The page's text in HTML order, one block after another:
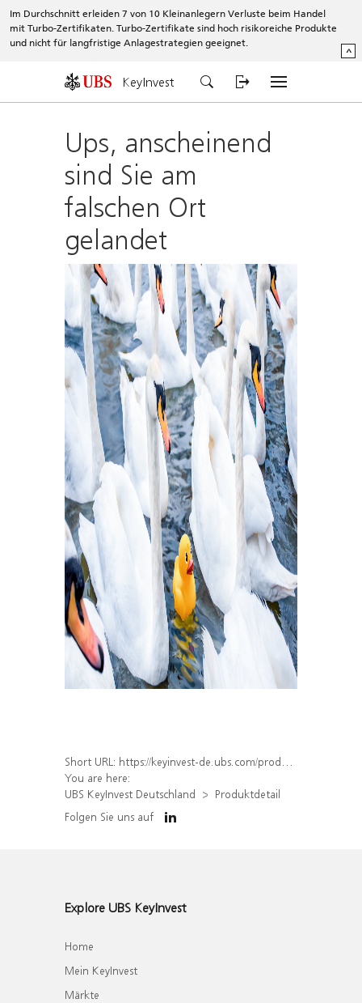
Im Durchschnitt erleiden 7 von 10 Kleinanlegern Verluste beim Handel
mit Turbo-Zertifikaten. Turbo-Zertifikate sind hoch risikoreiche Produkte
und nicht für langfristige Anlagestrategien geeignet.
^
KeyInvest
Ups, anscheinend
sind Sie am
falschen Ort
gelandet
Short URL: https://keyinvest-de.ubs.com/produkt/detail/index/isin/DE000WA6STR4
You are here:
UBS KeyInvest Deutschland
Produktdetail
Folgen Sie uns auf
Explore UBS KeyInvest
Home
Mein KeyInvest
Märkte